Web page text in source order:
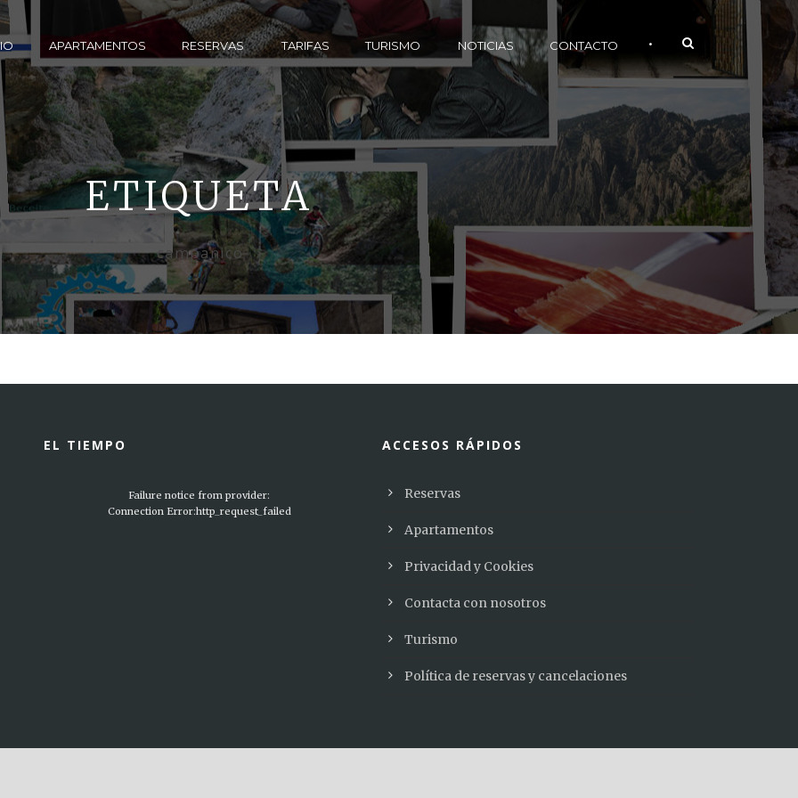
APARTAMENTOS RESERVAS TARIFAS TURISMO NOTICIAS CONTACTO •
ETIQUETA
campanico
EL TIEMPO
Failure notice from provider:
Connection Error:http_request_failed
ACCESOS RÁPIDOS
Reservas
Apartamentos
Privacidad y Cookies
Contacta con nosotros
Turismo
Política de reservas y cancelaciones